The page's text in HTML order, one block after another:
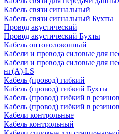
Кабель связи сигнальный
Кабель связи сигнальный Бухты
Провод акустический
Провод акустический Бухты
Кабель оптоволоконный
Кабели и провода силовые для
Кабели и провода силовые для
нг(А)-LS
Кабель (провод) гибкий
Кабель (провод) гибкий Бухты
Кабель (провод) гибкий в
Кабель (провод) гибкий в
Кабели контрольные
Кабель контрольный